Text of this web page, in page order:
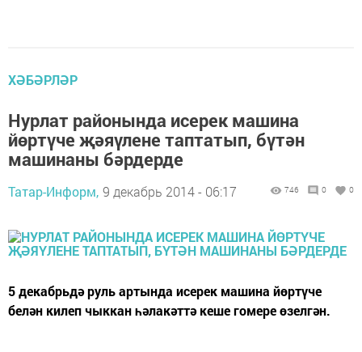
ХӘБӘРЛӘР
Нурлат районында исерек машина
йөртүче җәяүлене таптатып, бүтән
машинаны бәрдерде
Татар-Информ, 9 декабрь 2014 - 06:17 746 0 0
5 декабрьдә руль артында исерек машина йөртүче
белән килеп чыккан һәлакәттә кеше гомере өзелгән.